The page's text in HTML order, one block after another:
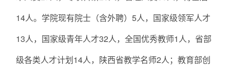
14人。学院现有院士（含外聘）5人，国家级领军人才
13人，国家级青年人才32人，全国优秀教师1人，省部
级各类人才计划14人，陕西省教学名师2人；教育部创